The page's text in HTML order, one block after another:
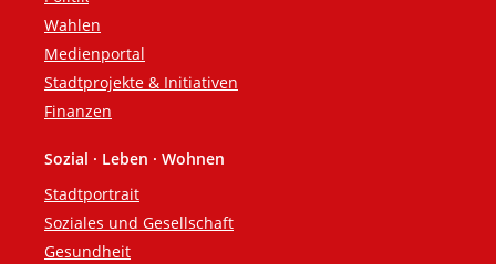
Wahlen
Medienportal
Stadtprojekte & Initiativen
Finanzen
Sozial · Leben · Wohnen
Stadtportrait
Soziales und Gesellschaft
Gesundheit